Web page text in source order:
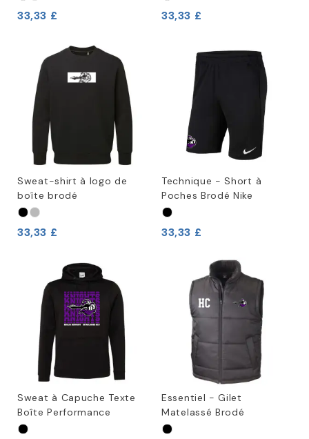
33,33 £ 33,33 £
Sweat-shirt à logo de
boîte brodé
33,33 £
Technique - Short à
Poches Brodé Nike
33,33 £
Sweat à Capuche Texte
Boîte Performance
Essentiel - Gilet
Matelassé Brodé